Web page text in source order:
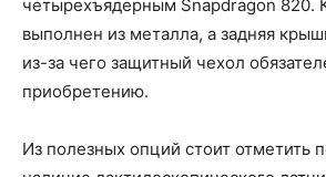
четырехъядерным Snapdragon 820.
выполнен из металла, а задняя
из-за чего защитный чехол
приобретению.
Из полезных опций стоит отметить